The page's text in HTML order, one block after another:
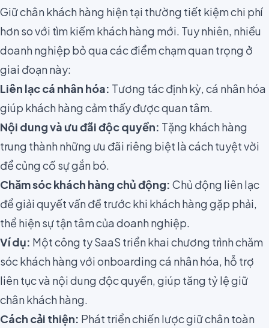
Giữ chân khách hàng hiện tại thường tiết kiệm chi phí
hơn so với tìm kiếm khách hàng mới. Tuy nhiên, nhiều
doanh nghiệp bỏ qua các điểm chạm quan trọng ở
giai đoạn này:
Liên lạc cá nhân hóa: Tương tác định kỳ, cá nhân hóa
giúp khách hàng cảm thấy được quan tâm.
Nội dung và ưu đãi độc quyền: Tặng khách hàng
trung thành những ưu đãi riêng biệt là cách tuyệt vời
để củng cố sự gắn bó.
Chăm sóc khách hàng chủ động: Chủ động liên lạc
để giải quyết vấn đề trước khi khách hàng gặp phải,
thể hiện sự tận tâm của doanh nghiệp.
Ví dụ: Một công ty SaaS triển khai chương trình chăm
sóc khách hàng với onboarding cá nhân hóa, hỗ trợ
liên tục và nội dung độc quyền, giúp tăng tỷ lệ giữ
chân khách hàng.
Cách cải thiện: Phát triển chiến lược giữ chân toàn